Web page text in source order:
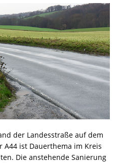
der Landesstraße auf dem
A44 ist Dauerthema im Kreis
Die anstehende Sanierung